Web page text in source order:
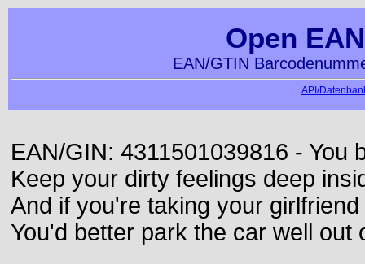
Open
EAN/GTIN
API/
EAN/GIN: 4311501039816 - You
Keep your dirty feelings deep
And if you're taking your
You'd better park the car well out